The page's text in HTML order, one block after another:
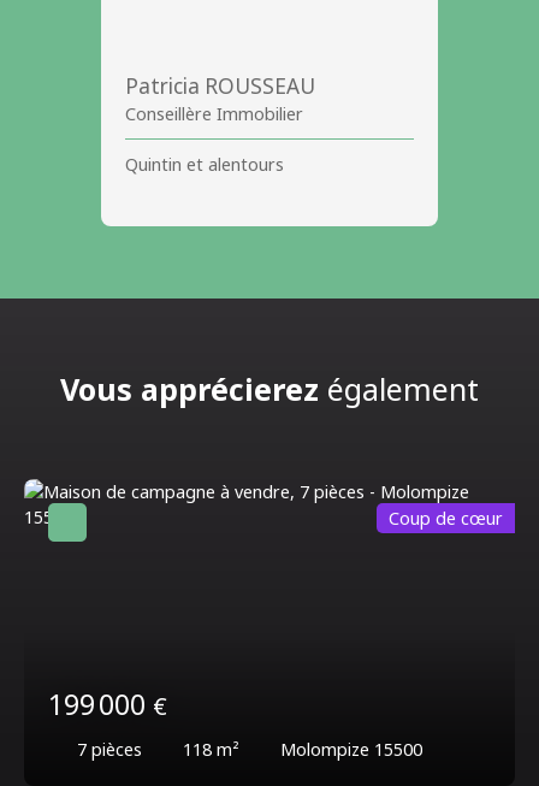
Patricia ROUSSEAU
Conseillère Immobilier
Quintin et alentours
Vous apprécierez également
199 000 €
7 pièces 118 m² Molompize 15500
Coup de cœur